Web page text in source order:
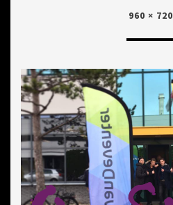
POSTED
17
960 × 720